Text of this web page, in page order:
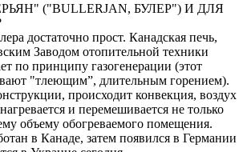
("BULLERJAN, БУЛЕР") И ДЛЯ
достаточно прост. Канадская печь,
Заводом отопительной техники
по принципу газогенерации (этот
"тлеющим”, длительным горением).
происходит конвекция, воздух
и перемешивается не только
объему обогреваемого помещения.
в Канаде, затем появился в Германии